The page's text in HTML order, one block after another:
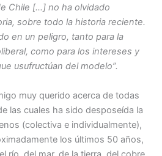
Chile […] no ha olvidado
sobre todo la historia reciente.
en un peligro, tanto para la
como para los intereses y
usufructúan del modelo”.
muy querido acerca de todas
las cuales ha sido desposeída la
(colectiva e individualmente),
los últimos 50 años,